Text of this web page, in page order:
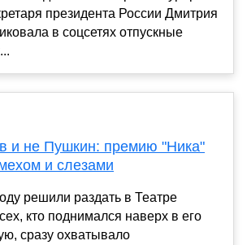
президента России Дмитрия
в соцсетях отпускные
и не Пушкин: премию "Ника"
и слезами
решили раздать в Театре
кто поднимался наверх в его
сразу охватывало